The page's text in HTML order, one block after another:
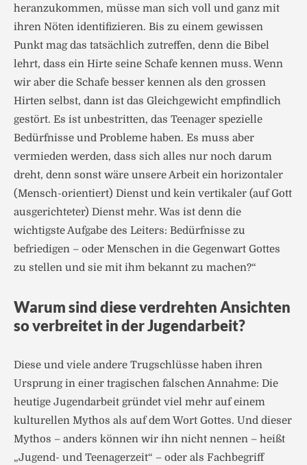
heranzukommen, müsse man sich voll und ganz mit
ihren Nöten identifizieren. Bis zu einem gewissen
Punkt mag das tatsächlich zutreffen, denn die Bibel
lehrt, dass ein Hirte seine Schafe kennen muss. Wenn
wir aber die Schafe besser kennen als den grossen
Hirten selbst, dann ist das Gleichgewicht empfindlich
gestört. Es ist unbestritten, das Teenager spezielle
Bedürfnisse und Probleme haben. Es muss aber
vermieden werden, dass sich alles nur noch darum
dreht, denn sonst wäre unsere Arbeit ein horizontaler
(Mensch-orientiert) Dienst und kein vertikaler (auf Gott
ausgerichteter) Dienst mehr. Was ist denn die
wichtigste Aufgabe des Leiters: Bedürfnisse zu
befriedigen – oder Menschen in die Gegenwart Gottes
zu stellen und sie mit ihm bekannt zu machen?“
Warum sind diese verdrehten Ansichten
so verbreitet in der Jugendarbeit?
Diese und viele andere Trugschlüsse haben ihren
Ursprung in einer tragischen falschen Annahme: Die
heutige Jugendarbeit gründet viel mehr auf einem
kulturellen Mythos als auf dem Wort Gottes. Und dieser
Mythos – anders können wir ihn nicht nennen – heißt
„Jugend- und Teenagerzeit“ – oder als Fachbegriff